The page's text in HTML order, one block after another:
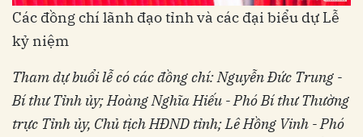
Các đồng chí lãnh đạo tỉnh và các đại biểu dự Lễ
kỷ niệm
Tham dự buổi lễ có các đồng chí: Nguyễn Đức Trung -
Bí thư Tỉnh ủy; Hoàng Nghĩa Hiếu - Phó Bí thư Thường
trực Tỉnh ủy, Chủ tịch HĐND tỉnh; Lê Hồng Vinh - Phó